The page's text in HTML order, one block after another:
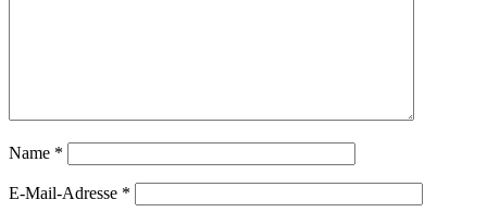
Name *
E-Mail-Adresse *